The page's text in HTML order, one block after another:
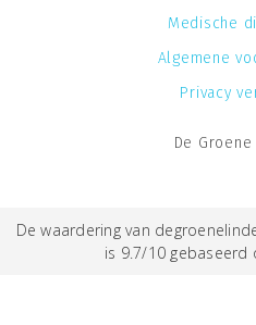
De
Medische
Algemene
Privacy
De waardering van
is 9.7/10 gebaseerd